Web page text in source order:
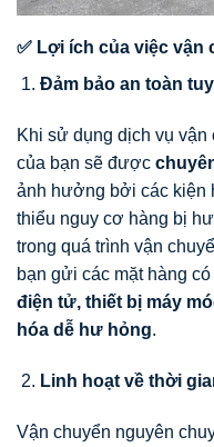
✅ Lợi ích của việc vận
Đảm bảo an toàn
Khi sử dụng dịch vụ vận
của bạn sẽ được
ảnh hưởng bởi các kiện
thiểu nguy cơ hàng bị
trong quá trình vận
bạn gửi các mặt hàng
điện tử, thiết bị máy
hóa dễ hư hỏng.
Linh hoạt về thời
Vận chuyển nguyên